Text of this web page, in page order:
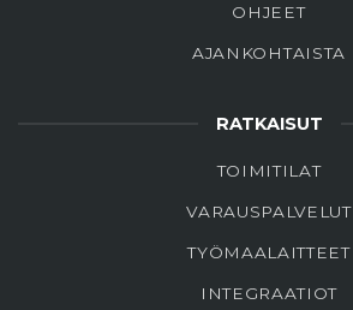
OHJEET
AJANKOHTAISTA
RATKAISUT
TOIMITILAT
VARAUSPALVELUT
TYÖMAALAITTEET
INTEGRAATIOT